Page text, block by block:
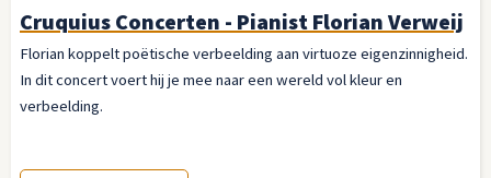
Cruquius Concerten - Pianist Florian Verweij
Florian koppelt poëtische verbeelding aan virtuoze eigenzinnigheid.
In dit concert voert hij je mee naar een wereld vol kleur en
verbeelding.